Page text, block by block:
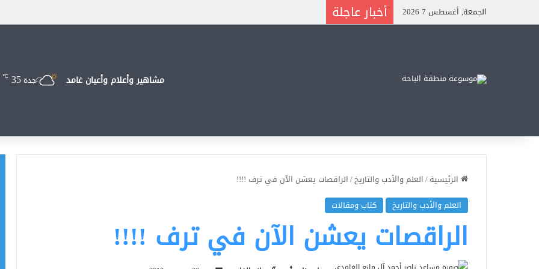
الجمعة, أغسطس 7 2026 أخبار عاجلة
مشاهير وأعلام وأعيان غامد جدة35
℃
الرئيسية/العلم والأدب والتاريخ/الراقصات يعشن الآن في ترف !!!!
العلم والأدب والتاريخ
كتاب ومقالات
الراقصات يعشن الآن في ترف !!!!